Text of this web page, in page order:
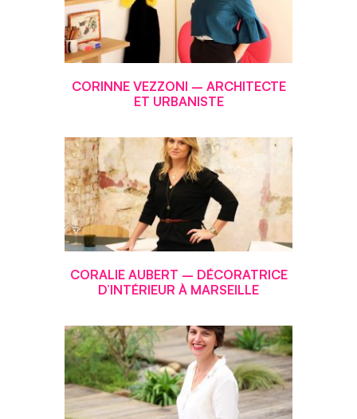
CORINNE VEZZONI – ARCHITECTE
ET URBANISTE
CORALIE AUBERT – DÉCORATRICE
D’INTÉRIEUR À MARSEILLE